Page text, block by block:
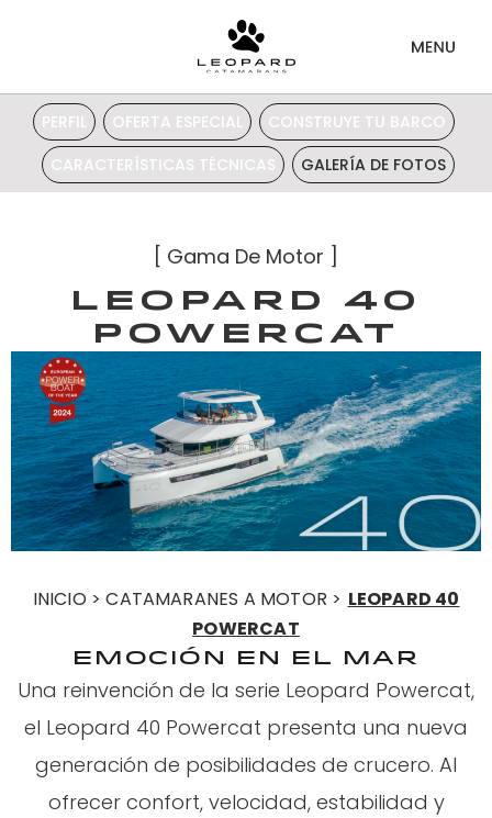
PERFIL OFERTA ESPECIAL
CONSTRUYE TU BARCO
CARACTERÍSTICAS TÉCNICAS
GALERÍA DE FOTOS
[ Gama De Motor ]
Leopard 40
Powercat
INICIO > CATAMARANES A MOTOR > LEOPARD 40
POWERCAT
EMOCIÓN EN EL MAR
Una reinvención de la serie Leopard Powercat,
el Leopard 40 Powercat presenta una nueva
generación de posibilidades de crucero. Al
ofrecer confort, velocidad, estabilidad y